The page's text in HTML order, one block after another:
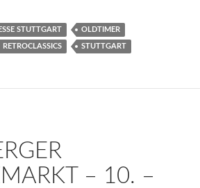
STUTTGART OLDTIMER
RETROCLASSICS STUTTGART
– 10. –